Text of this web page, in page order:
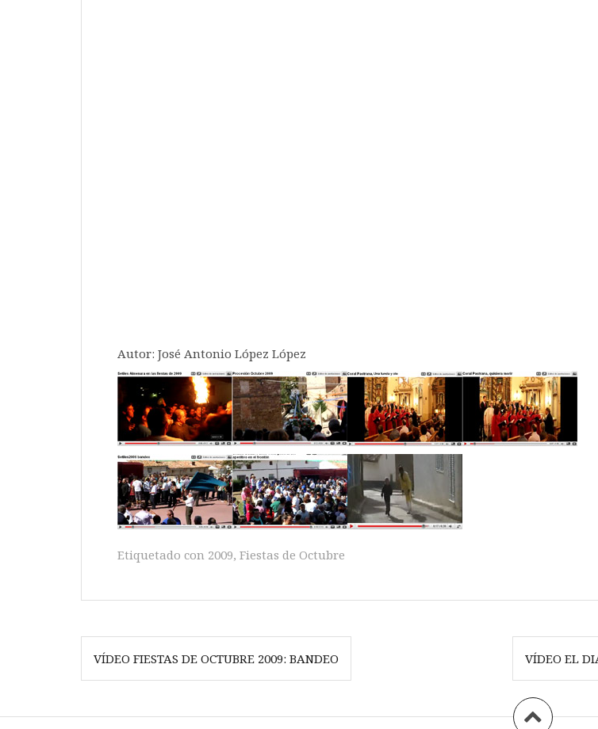
Autor: José Antonio López López
Etiquetado con 2009, Fiestas de Octubre
Navegación
de
entradas
VÍDEO FIESTAS DE OCTUBRE 2009: BANDEO VÍDEO EL